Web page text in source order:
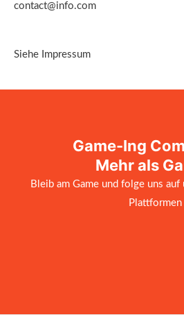
contact@info.com
Siehe Impressum
Game-Ing
Mehr als
Bleib am Game und folge uns
Plattformen